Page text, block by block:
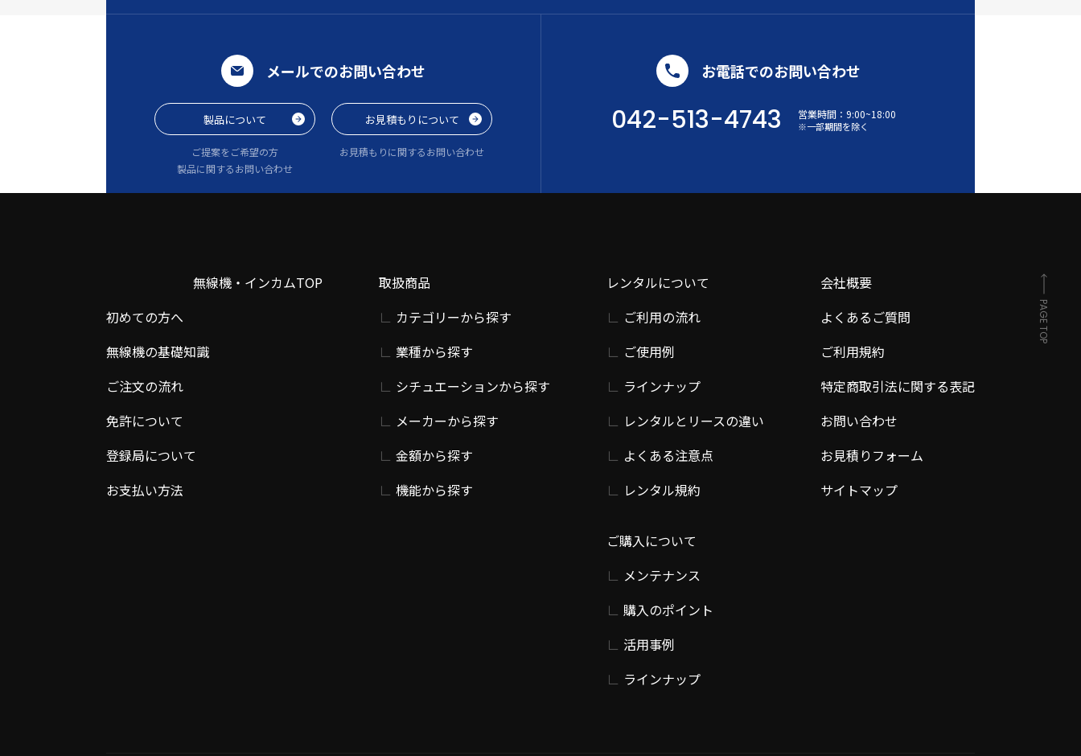
メールでのお問い合わせ
製品について
ご提案をご希望の方
製品に関するお問い合わせ
お見積もりについて
お見積もりに関するお問い合わせ
お電話でのお問い合わせ
042-513-4743 営業時間： 9:00~18:00
※一部期間を除く
無線機・インカムTOP
初めての方へ
無線機の基礎知識
ご注文の流れ
免許について
登録局について
お支払い方法
取扱商品
カテゴリーから探す
業種から探す
シチュエーションから探す
メーカーから探す
金額から探す
機能から探す
レンタルについて
ご利用の流れ
ご使用例
ラインナップ
レンタルとリースの違い
よくある注意点
レンタル規約
ご購入について
メンテナンス
購入のポイント
活用事例
ラインナップ
会社概要
よくあるご質問
ご利用規約
特定商取引法に関する表記
お問い合わせ
お見積りフォーム
サイトマップ
PAGE TOP